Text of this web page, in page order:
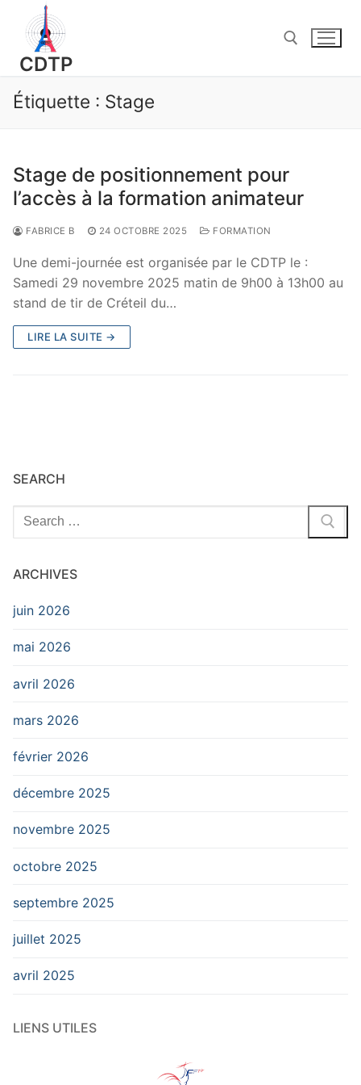
contenu
CDTP
Rechercher :
Étiquette : Stage
Stage de positionnement pour
l’accès à la formation animateur
FABRICE B 24 OCTOBRE 2025 FORMATION
Une demi-journée est organisée par le CDTP le :
Samedi 29 novembre 2025 matin de 9h00 à 13h00 au
stand de tir de Créteil du…
LIRE LA SUITE →
SEARCH
Rechercher
:
ARCHIVES
juin 2026
mai 2026
avril 2026
mars 2026
février 2026
décembre 2025
novembre 2025
octobre 2025
septembre 2025
juillet 2025
avril 2025
LIENS UTILES